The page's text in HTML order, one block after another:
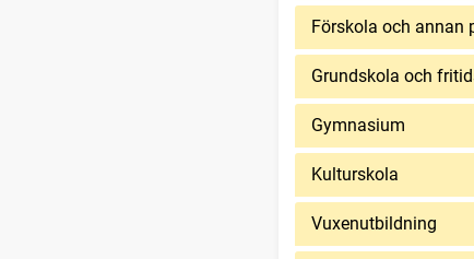
Förskola och annan
Grundskola och
Gymnasium
Kulturskola
Vuxenutbildning